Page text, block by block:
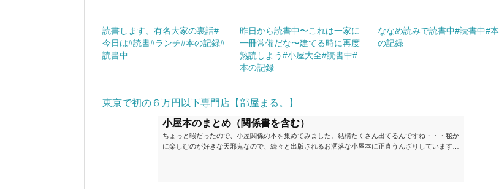
読書します。有名大家の裏話#
今日は#読書#ランチ#本の記録#
読書中
昨日から読書中〜これは一家に
一冊常備だな〜建てる時に再度
熟読しよう#小屋大全#読書中#
本の記録
ななめ読みで読書中#読書中#本
の記録
東京で初の６万円以下専門店【部屋まる。】
小屋本のまとめ（関係書を含む）
ちょっと暇だったので、小屋関係の本を集めてみました。結構たくさん出てるんですね・・・秘か
に楽しむのが好きな天邪鬼なので、続々と出版されるお洒落な小屋本に正直うんざりしています